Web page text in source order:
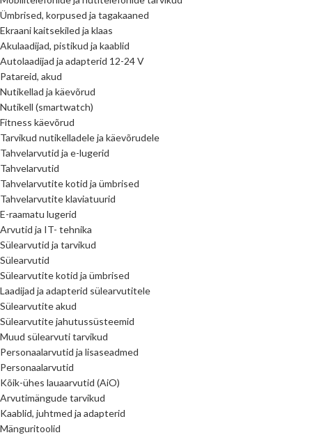
Ümbrised, korpused ja tagakaaned
Ekraani kaitsekiled ja klaas
Akulaadijad, pistikud ja kaablid
Autolaadijad ja adapterid 12-24 V
Patareid, akud
Nutikellad ja käevõrud
Nutikell (smartwatch)
Fitness käevõrud
Tarvikud nutikelladele ja käevõrudele
Tahvelarvutid ja e-lugerid
Tahvelarvutid
Tahvelarvutite kotid ja ümbrised
Tahvelarvutite klaviatuurid
E-raamatu lugerid
Arvutid ja IT- tehnika
Sülearvutid ja tarvikud
Sülearvutid
Sülearvutite kotid ja ümbrised
Laadijad ja adapterid sülearvutitele
Sülearvutite akud
Sülearvutite jahutussüsteemid
Muud sülearvuti tarvikud
Personaalarvutid ja lisaseadmed
Personaalarvutid
Kõik-ühes lauaarvutid (AiO)
Arvutimängude tarvikud
Kaablid, juhtmed ja adapterid
Mänguritoolid